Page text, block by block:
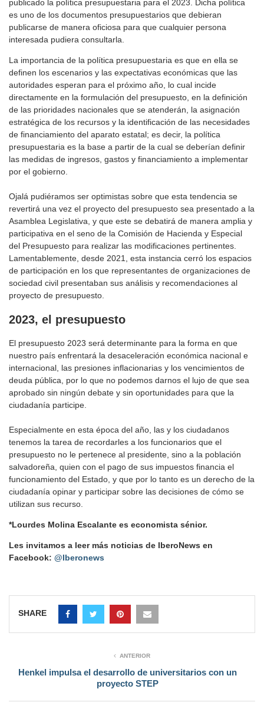
publicado la política presupuestaria para el 2023. Dicha política
es uno de los documentos presupuestarios que debieran
publicarse de manera oficiosa para que cualquier persona
interesada pudiera consultarla.
La importancia de la política presupuestaria es que en ella se
definen los escenarios y las expectativas económicas que las
autoridades esperan para el próximo año, lo cual incide
directamente en la formulación del presupuesto, en la definición
de las prioridades nacionales que se atenderán, la asignación
estratégica de los recursos y la identificación de las necesidades
de financiamiento del aparato estatal; es decir, la política
presupuestaria es la base a partir de la cual se deberían definir
las medidas de ingresos, gastos y financiamiento a implementar
por el gobierno.
Ojalá pudiéramos ser optimistas sobre que esta tendencia se
revertirá una vez el proyecto del presupuesto sea presentado a la
Asamblea Legislativa, y que este se debatirá de manera amplia y
participativa en el seno de la Comisión de Hacienda y Especial
del Presupuesto para realizar las modificaciones pertinentes.
Lamentablemente, desde 2021, esta instancia cerró los espacios
de participación en los que representantes de organizaciones de
sociedad civil presentaban sus análisis y recomendaciones al
proyecto de presupuesto.
2023, el presupuesto
El presupuesto 2023 será determinante para la forma en que
nuestro país enfrentará la desaceleración económica nacional e
internacional, las presiones inflacionarias y los vencimientos de
deuda pública, por lo que no podemos darnos el lujo de que sea
aprobado sin ningún debate y sin oportunidades para que la
ciudadanía participe.
Especialmente en esta época del año, las y los ciudadanos
tenemos la tarea de recordarles a los funcionarios que el
presupuesto no le pertenece al presidente, sino a la población
salvadoreña, quien con el pago de sus impuestos financia el
funcionamiento del Estado, y que por lo tanto es un derecho de la
ciudadanía opinar y participar sobre las decisiones de cómo se
utilizan sus recurso.
*Lourdes Molina Escalante es economista sénior.
Les invitamos a leer más noticias de IberoNews en
Facebook: @Iberonews
SHARE
ANTERIOR
Henkel impulsa el desarrollo de universitarios con un
proyecto STEP